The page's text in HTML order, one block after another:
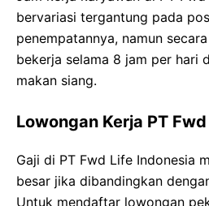
bervariasi tergantung pada
penempatannya, namun
bekerja selama 8 jam per hari
makan siang.
Lowongan Kerja PT
Gaji di PT Fwd Life Indonesia
besar jika dibandingkan
Untuk mendaftar lowongan